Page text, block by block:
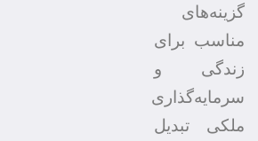
گزینه‌های
مناسب برای
زندگی و
سرمایه‌گذاری
ملکی تبدیل